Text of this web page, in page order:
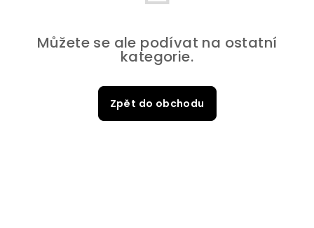
Můžete se ale podívat na ostatní
kategorie.
Zpět do obchodu